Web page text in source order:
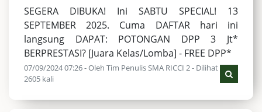
SEGERA DIBUKA! Ini SABTU SPECIAL! 13
SEPTEMBER 2025. Cuma DAFTAR hari ini
langsung DAPAT: POTONGAN DPP 3 Jt*
BERPRESTASI? [Juara Kelas/Lomba] - FREE DPP*
07/09/2024 07:26 - Oleh Tim Penulis SMA RICCI 2 - Dilihat
2605 kali